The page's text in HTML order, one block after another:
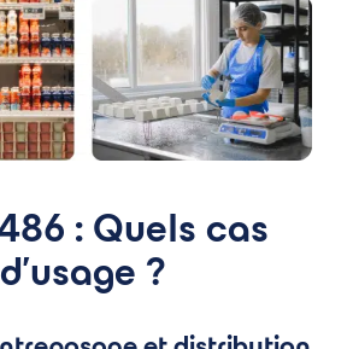
: Quels cas
d’usage ?